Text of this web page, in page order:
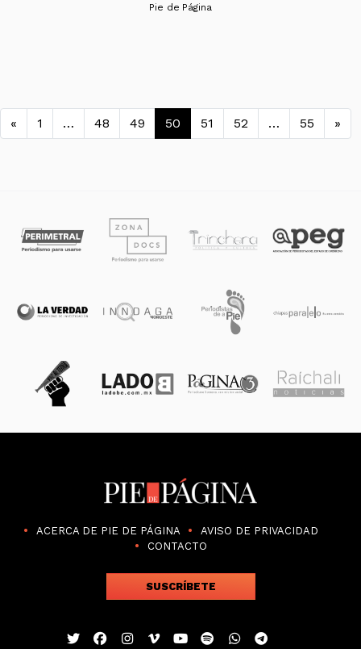
Pie de Página
Navegación de entradas
« 1 … 48 49 50 51 52 … 55 »
ACERCA DE PIE DE PÁGINA
AVISO DE PRIVACIDAD
CONTACTO
SUSCRÍBETE